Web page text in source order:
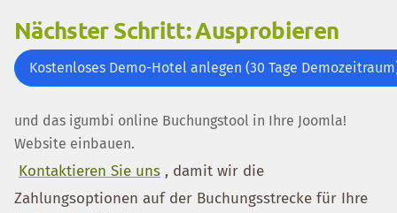
Nächster Schritt: Ausprobieren
Kostenloses Demo-Hotel anlegen (30 Tage
und das igumbi online Buchungstool in Ihre Joomla!
Website einbauen.
Kontaktieren Sie uns , damit wir die
Zahlungsoptionen auf der Buchungsstrecke für Ihre